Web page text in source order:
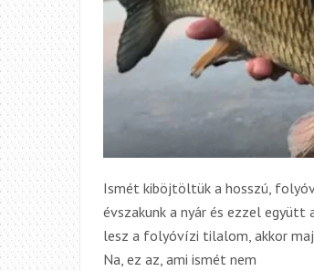
Ismét kiböjtöltük a hosszú,
évszakunk a nyár és ezzel együtt
lesz a folyóvízi tilalom, akkor
Na, ez az, ami ismét nem